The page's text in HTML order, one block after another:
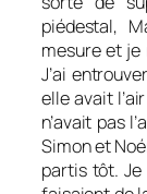
piédestal,
mesure et je
J’ai
elle avait
n’avait pas
Simon et
partis tôt. Je